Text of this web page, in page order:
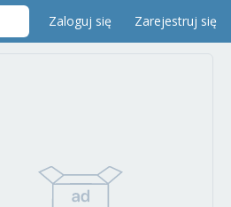
Zaloguj się Zarejestruj się